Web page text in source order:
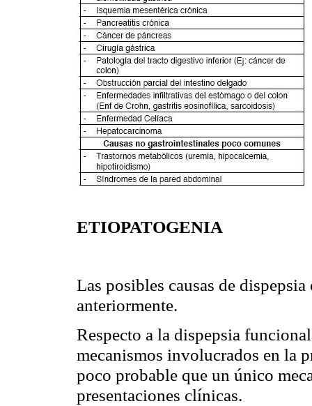
ETIOPATOGENIA
Las posibles causas de
anteriormente.
Respecto a la dispepsia
mecanismos involucrados en la
poco probable que un único
presentaciones clínicas.